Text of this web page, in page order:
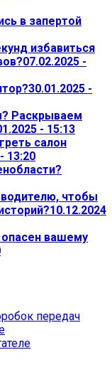
в запертой
избавиться
07.02.2025 -
30.01.2025 -
Раскрываем
- 15:13
салон
13:20
чтобы
10.12.2024
вашему
передач